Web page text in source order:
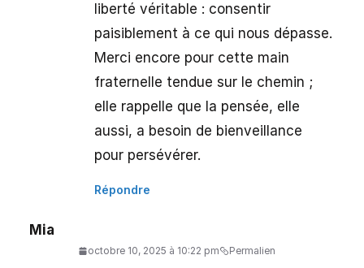
liberté véritable : consentir
paisiblement à ce qui nous dépasse.
Merci encore pour cette main
fraternelle tendue sur le chemin ;
elle rappelle que la pensée, elle
aussi, a besoin de bienveillance
pour persévérer.
Répondre
Mia
octobre 10, 2025 à 10:22 pm Permalien